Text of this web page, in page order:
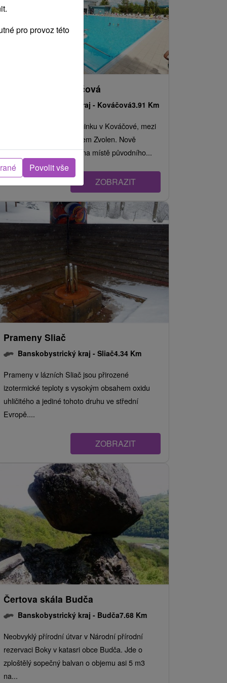
Holidaypark Kováčová
Banskobystrický kraj - Kováčová3.91 Km
Centrum zábavy a odpočinku v Kováčové, mezi
Banskou Bystricí a městem Zvolen. Nově
vybudovaný areál vznikl na místě původního...
ZOBRAZIT
Prameny Sliač
Banskobystrický kraj - Sliač4.34 Km
Prameny v lázních Sliač jsou přirozené
izotermické teploty s vysokým obsahem oxidu
uhličitého a jediné tohoto druhu ve střední
Evropě....
ZOBRAZIT
Čertova skála Budča
Banskobystrický kraj - Budča7.68 Km
Neobvyklý přírodní útvar v Národní přírodní
rezervaci Boky v katasri obce Budča. Jde o
zploštělý sopečný balvan o objemu asi 5 m3
na...
pro provoz této
Povolit vše